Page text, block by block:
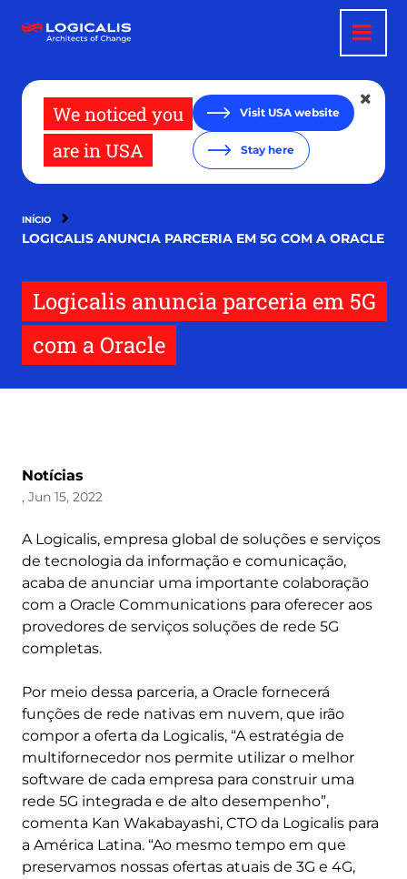
para
We noticed you
are in USA
Visit USA website
Stay here
INÍCIO
LOGICALIS ANUNCIA PARCERIA EM 5G COM A ORACLE
Logicalis anuncia parceria em 5G
com a Oracle
Notícias
, Jun 15, 2022
A Logicalis, empresa global de soluções e serviços
de tecnologia da informação e comunicação,
acaba de anunciar uma importante colaboração
com a Oracle Communications para oferecer aos
provedores de serviços soluções de rede 5G
completas.
Por meio dessa parceria, a Oracle fornecerá
funções de rede nativas em nuvem, que irão
compor a oferta da Logicalis, “A estratégia de
multifornecedor nos permite utilizar o melhor
software de cada empresa para construir uma
rede 5G integrada e de alto desempenho”,
comenta Kan Wakabayashi, CTO da Logicalis para
a América Latina. “Ao mesmo tempo em que
preservamos nossas ofertas atuais de 3G e 4G,